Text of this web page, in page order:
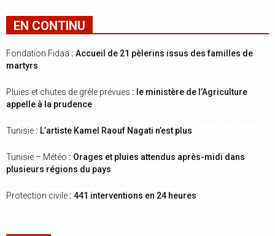
EN CONTINU
Fondation Fidaa : Accueil de 21 pèlerins issus des familles de
martyrs
Pluies et chutes de grêle prévues : le ministère de l’Agriculture
appelle à la prudence
Tunisie : L’artiste Kamel Raouf Nagati n’est plus
Tunisie – Météo : Orages et pluies attendus après-midi dans
plusieurs régions du pays
Protection civile : 441 interventions en 24 heures